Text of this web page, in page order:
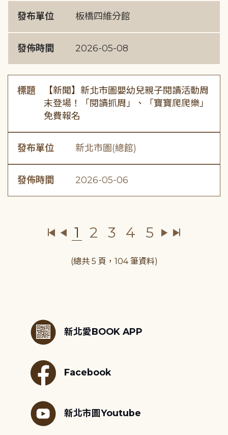
發布單位 板橋四維分館
發佈時間 2026-05-08
標題
【新聞】新北市圖嬰幼兒親子閱讀活動周
末登場！「閱讀抓周」、「寶寶爬爬樂」
免費報名
發布單位 新北市圖(總館)
發佈時間 2026-05-06
1 2 3 4 5
(總共 5 頁，104 筆資料)
新北愛BOOK APP
Facebook
新北市圖Youtube